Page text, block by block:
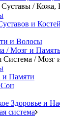
Суставы / Кожа,
и Костей
и Волосы
/ Мозг и
Система / Мозг
и Памяти
Здоровье и
система